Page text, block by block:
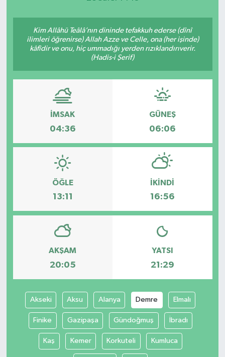
Kim Allâhü Teâlâ’nın dininde tefakkuh ederse (dînî
ilimleri öğrenirse) Allah Azze ve Celle, ona (her işinde)
kâfîdir ve onu, hiç ummadığı yerden rızıklandırıverir.
(Hadis-i Şerif)
İMSAK
04:36
GÜNEŞ
06:06
ÖĞLE
13:11
İKINDI
16:56
AKŞAM
20:05
YATSI
21:29
Akseki Aksu Alanya Demre Elmalı
Finike Gazipaşa Gündoğmuş İbradı
Kaş Kemer Korkuteli Kumluca